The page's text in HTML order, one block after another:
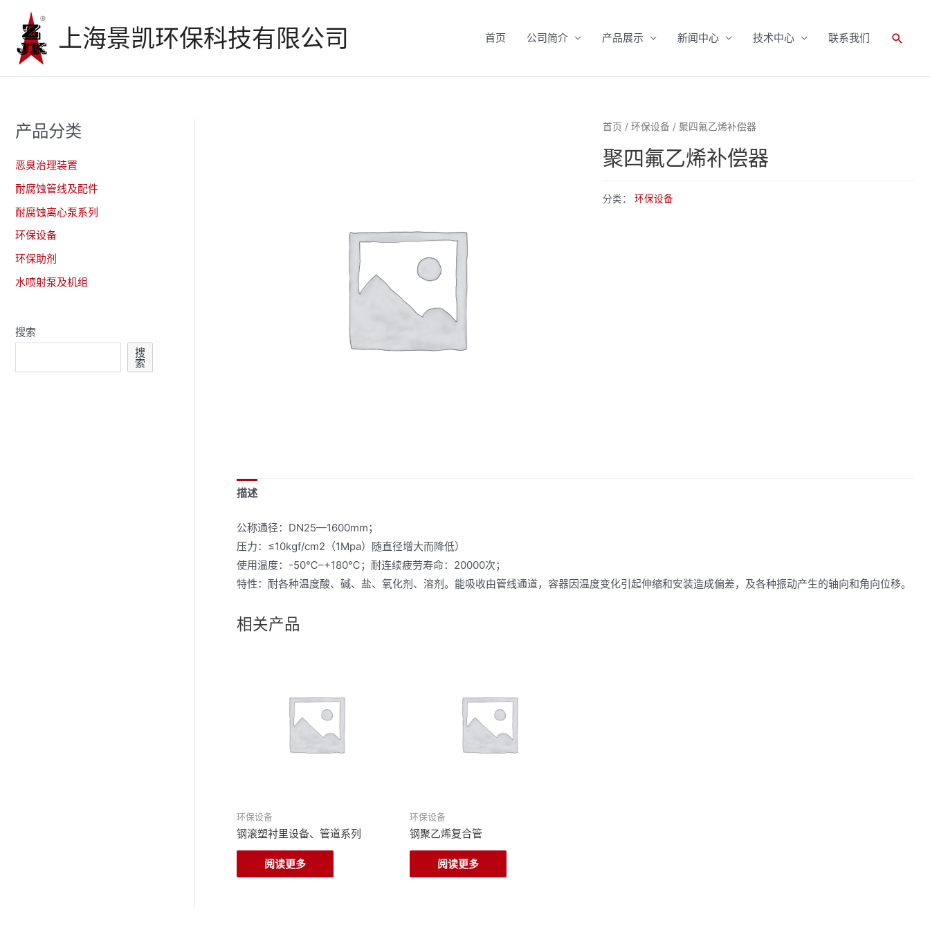
上海景凯环保科技有限公司 首页 公司简介 产品展示 新闻中心 技术中心 联系我们 搜
产品分类
恶臭治理装置
耐腐蚀管线及配件
耐腐蚀离心泵系列
环保设备
环保助剂
水喷射泵及机组
搜索
搜
索
首页 / 环保设备 / 聚四氟乙烯补偿器
聚四氟乙烯补偿器
分类： 环保设备
描述
公称通径：DN25—1600mm；
压力：≤10kgf/cm2（1Mpa）随直径增大而降低）
使用温度：-50℃–+180℃；耐连续疲劳寿命：20000次；
特性：耐各种温度酸、碱、盐、氧化剂、溶剂。能吸收由管线通道，容器因温度变化引起伸缩和安装造成偏差，及各种振动产生的轴向和角向位移。
相关产品
环保设备
钢滚塑衬里设备、管道系列
阅读更多
环保设备
钢聚乙烯复合管
阅读更多